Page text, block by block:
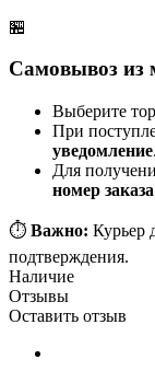
🏪
Самовывоз из
Выберите
При
уведомление.
Для
номер заказа
⏱️ Важно: Курьер
подтверждения.
Наличие
Отзывы
Оставить отзыв